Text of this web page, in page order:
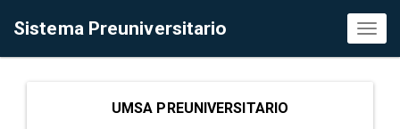
Sistema Preuniversitario
UMSA PREUNIVERSITARIO